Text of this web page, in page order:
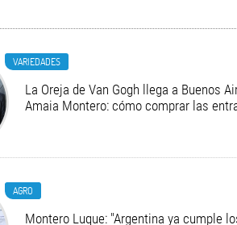
VARIEDADES
La Oreja de Van Gogh llega a Buenos
Amaia Montero: cómo comprar las
AGRO
Montero Luque: "Argentina ya cumple